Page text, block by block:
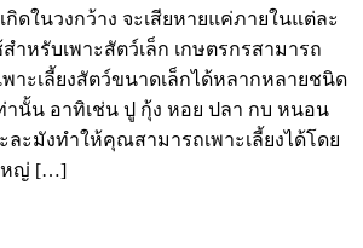
กิดในวงกว้าง จะเสียหายแค่ภายในแต่ละ
ำหรับเพาะสัตว์เล็ก เกษตรกรสามารถ
พาะเลี้ยงสัตว์ขนาดเล็กได้หลากหลายชนิด
านั้น อาทิเช่น ปู กุ้ง หอย ปลา กบ หนอน
ละมังทำให้คุณสามารถเพาะเลี้ยงได้โดย
หญ่ […]